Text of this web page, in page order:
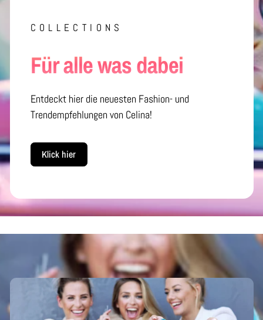
COLLECTIONS
Für alle was dabei
Entdeckt hier die neuesten Fashion- und
Trendempfehlungen von Celina!
Klick hier